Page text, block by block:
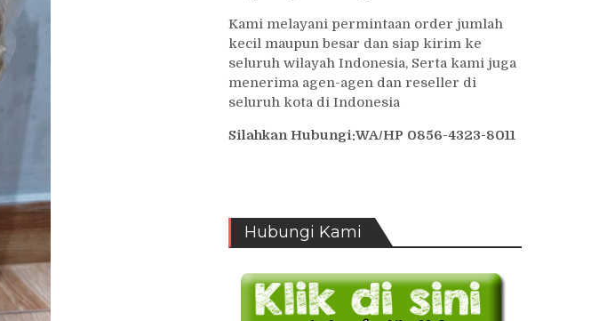
Kami melayani permintaan order jumlah
kecil maupun besar dan siap kirim ke
seluruh wilayah Indonesia, Serta kami juga
menerima agen-agen dan reseller di
seluruh kota di Indonesia
Silahkan Hubungi:WA/HP 0856-4323-8011
Hubungi Kami